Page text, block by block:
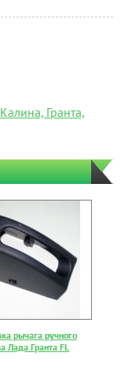
Гранта,
рычага ручного
Лада Гранта FL